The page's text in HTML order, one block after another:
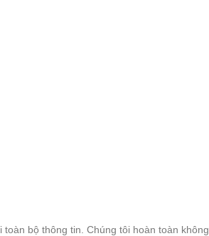
bộ thông tin. Chúng tôi hoàn toàn không